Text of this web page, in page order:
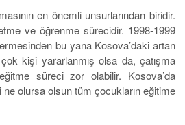
en önemli unsurlarından biridir.
ve öğrenme sürecidir. 1998-1999
bu yana Kosova’daki artan
kişi yararlanmış olsa da, çatışma
süreci zor olabilir. Kosova’da
olursa olsun tüm çocukların eğitime